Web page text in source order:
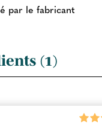
par le fabricant
(1)